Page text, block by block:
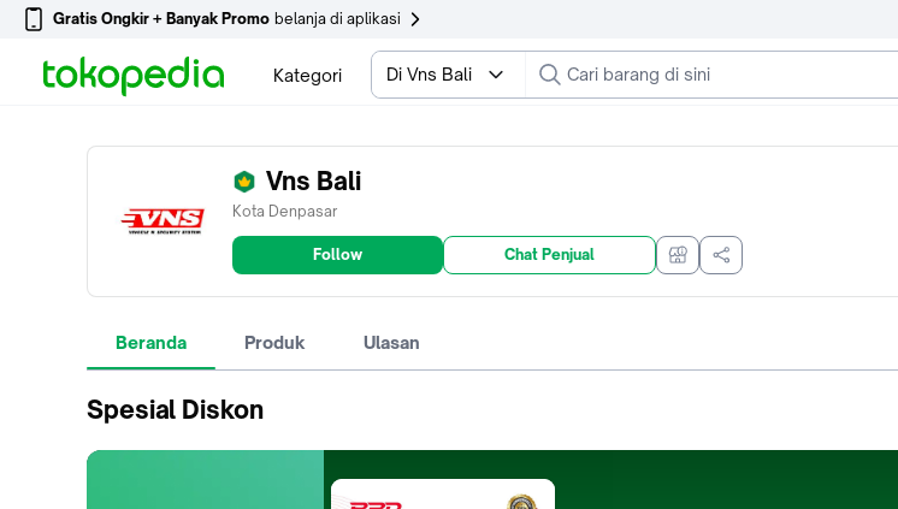
Gratis Ongkir + Banyak Promo belanja di aplikasi
Kategori Di Vns Bali
Vns Bali
Kota Denpasar
Follow Chat Penjual
Beranda Produk Ulasan
Spesial Diskon